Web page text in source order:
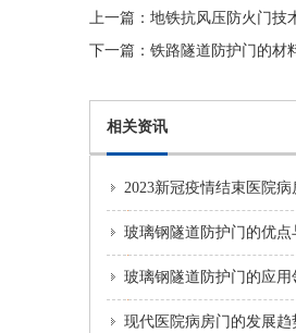
上一篇： 地铁抗风压防火门技
下一篇： 铁路隧道防护门的材
相关资讯
2023新冠疫情结束医院
玻璃钢隧道防护门的优
玻璃钢隧道防护门的应
现代医院病房门的发展趋